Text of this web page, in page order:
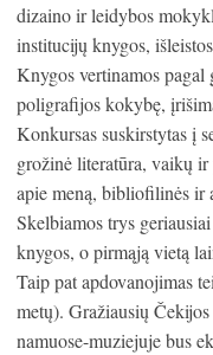
dizaino ir leidybos
institucijų knygos,
Knygos vertinamos
poligrafijos kokybę,
Konkursas suskirstytas į
grožinė literatūra, vaikų
apie meną, bibliofilinės ir
Skelbiamos trys
knygos, o pirmąją vietą
Taip pat apdovanojimas
metų). Gražiausių
namuose-muziejuje bus